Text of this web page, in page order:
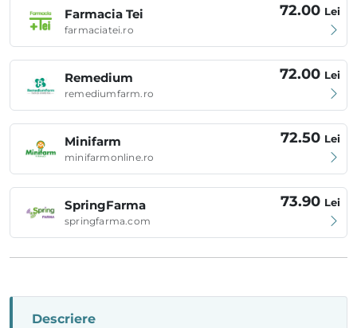
Farmacia Tei
farmaciatei.ro
72.00 Lei
Remedium
remediumfarm.ro
72.00 Lei
Minifarm
minifarmonline.ro
72.50 Lei
SpringFarma
springfarma.com
73.90 Lei
Descriere